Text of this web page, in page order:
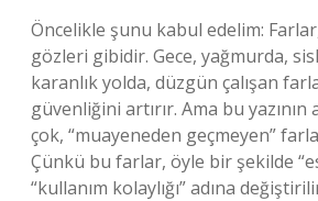
Öncelikle şunu kabul edelim:
gözleri gibidir. Gece, yağmurda,
karanlık yolda, düzgün çalışan
güvenliğini artırır. Ama bu yazının
çok, “muayeneden geçmeyen”
Çünkü bu farlar, öyle bir şekilde
“kullanım kolaylığı” adına